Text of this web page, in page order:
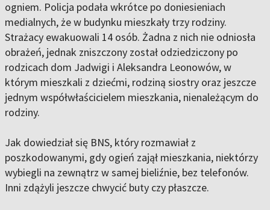
ogniem. Policja podała wkrótce po doniesieniach
medialnych, że w budynku mieszkały trzy rodziny.
Strażacy ewakuowali 14 osób. Żadna z nich nie odniosła
obrażeń, jednak zniszczony został odziedziczony po
rodzicach dom Jadwigi i Aleksandra Leonowów, w
którym mieszkali z dziećmi, rodziną siostry oraz jeszcze
jednym współwłaścicielem mieszkania, nienależącym do
rodziny.
Jak dowiedział się BNS, który rozmawiał z
poszkodowanymi, gdy ogień zajął mieszkania, niektórzy
wybiegli na zewnątrz w samej bieliźnie, bez telefonów.
Inni zdążyli jeszcze chwycić buty czy płaszcze.